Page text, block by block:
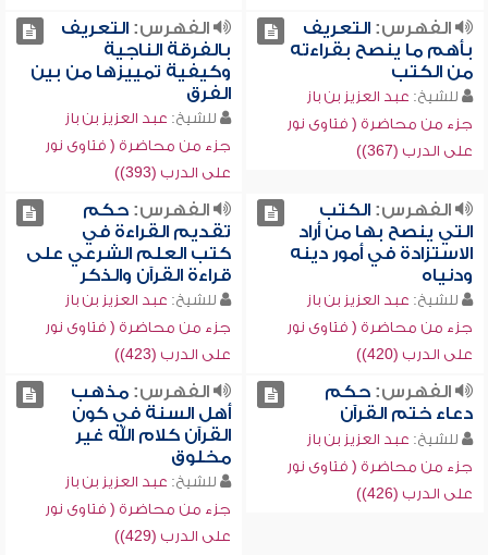
الفهرس:التعريف
بأهم ما ينصح بقراءته
من الكتب
للشيخ: عبد العزيز بن باز
جزء من محاضرة ( فتاوى نور
على الدرب (367))
الفهرس:التعريف
بالفرقة الناجية
وكيفية تمييزها من بين
الفرق
للشيخ: عبد العزيز بن باز
جزء من محاضرة ( فتاوى نور
على الدرب (393))
الفهرس:الكتب
التي ينصح بها من أراد
الاستزادة في أمور دينه
ودنياه
للشيخ: عبد العزيز بن باز
جزء من محاضرة ( فتاوى نور
على الدرب (420))
الفهرس:حكم
تقديم القراءة في
كتب العلم الشرعي على
قراءة القرآن والذكر
للشيخ: عبد العزيز بن باز
جزء من محاضرة ( فتاوى نور
على الدرب (423))
الفهرس:حكم
دعاء ختم القرآن
للشيخ: عبد العزيز بن باز
جزء من محاضرة ( فتاوى نور
على الدرب (426))
الفهرس:مذهب
أهل السنة في كون
القرآن كلام الله غير
مخلوق
للشيخ: عبد العزيز بن باز
جزء من محاضرة ( فتاوى نور
على الدرب (429))